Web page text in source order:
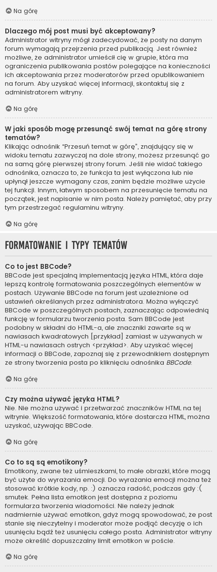
Na górę
Dlaczego mój post musi być akceptowany?
Administrator witryny mógł zadecydować, że posty na danym
forum wymagają przejrzenia przed publikacją. Jest również
możliwe, że administrator umieścił cię w grupie, która ma
ograniczenia publikowania postów polegające na konieczności
ich akceptowania przez moderatorów przed opublikowaniem
na forum. Aby uzyskać więcej informacji, skontaktuj się z
administratorem witryny.
Na górę
W jaki sposób mogę przesunąć swój temat na górę strony
tematów?
Klikając odnośnik “Przesuń temat w górę”, znajdujący się w
widoku tematu zazwyczaj na dole strony, możesz przesunąć go
na samą górę pierwszej strony forum. Jeśli nie widać takiego
odnośnika, oznacza to, że funkcja ta jest wyłączona lub nie
upłynął jeszcze wymagany czas, zanim będzie możliwe użycie
tej funkcji. Innym, łatwym sposobem na przesunięcie tematu na
początek, jest napisanie w nim posta. Należy pamiętać, aby przy
tym przestrzegać regulaminu witryny.
Na górę
Formatowanie i typy tematów
Co to jest BBCode?
BBCode jest specjalną implementacją języka HTML, która daje
lepszą kontrolę formatowania poszczególnych elementów w
postach. Używanie BBCode na forum jest uzależnione od
ustawień określanych przez administratora. Można wyłączyć
BBCode w poszczególnych postach, zaznaczając odpowiednią
funkcję w formularzu tworzenia posta. Sam BBCode jest
podobny w składni do HTML-a, ale znaczniki zawarte są w
nawiasach kwadratowych [przykład] zamiast w używanych w
HTML-u nawiasach ostrych <przykład>. Aby uzyskać więcej
informacji o BBCode, zapoznaj się z przewodnikiem dostępnym
ze strony tworzenia posta po kliknięciu odnośnika BBCode.
Na górę
Czy można używać języka HTML?
Nie. Nie można używać i przetwarzać znaczników HTML na tej
witrynie. Większość formatowania, które dostarcza HTML, można
uzyskać, używając BBCode.
Na górę
Co to są są emotikony?
Emotikony, zwane też uśmieszkami, to małe obrazki, które mogą
być użyte do wyrażania emocji. Do wyrażania emocji można też
stosować krótkie kody, np. :) oznacza radość, podczas gdy :(
smutek. Pełna lista emotikon jest dostępna z poziomu
formularza tworzenia wiadomości. Nie należy jednak
nadmiernie używać emotikon, gdyż mogą spowodować, że post
stanie się nieczytelny i moderator może podjąć decyzję o ich
usunięciu bądź też usunięciu całego posta. Administrator witryny
może określić dopuszczalny limit emotikon w poście.
Na górę